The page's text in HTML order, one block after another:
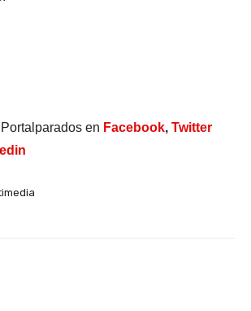
en Facebook, Twitter